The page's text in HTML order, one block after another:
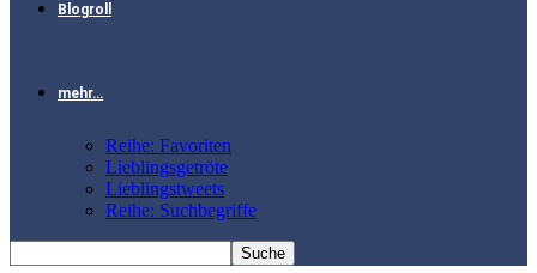
Blogroll
mehr…
Reihe: Favoriten
Lieblingsgetröte
Lieblingstweets
Reihe: Suchbegriffe